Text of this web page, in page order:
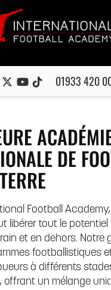
01933 420
DE
Football
libérer tout le
et en dehors. Notre
footballistiques
à différents
offrant un mélange